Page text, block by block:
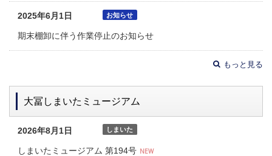
2025年6月1日 お知らせ
期末棚卸に伴う作業停止のお知らせ
もっと見る
大冨しまいたミュージアム
2026年8月1日 しまいた
しまいたミュージアム 第194号 NEW